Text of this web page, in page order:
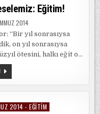
Eğitim!
2014
“Bir yıl sonrasıysa
on yıl sonrasıysa
ötesini, halkı eğit o…
EN
TEMEL,
EN
ÖNEMLI
EĞITIM!2014 - EĞITIM